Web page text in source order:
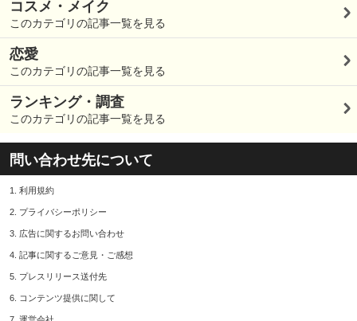
コスメ・メイク
このカテゴリの記事一覧を見る
恋愛
このカテゴリの記事一覧を見る
ランキング・調査
このカテゴリの記事一覧を見る
問い合わせ先について
1. 利用規約
2. プライバシーポリシー
3. 広告に関するお問い合わせ
4. 記事に関するご意見・ご感想
5. プレスリリース送付先
6. コンテンツ提供に関して